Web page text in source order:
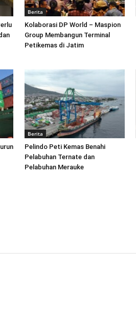
Berita
Kolaborasi DP World – Maspion
Group Membangun Terminal
Petikemas di Jatim
Berita
Pelindo Peti Kemas Benahi
Pelabuhan Ternate dan
Pelabuhan Merauke